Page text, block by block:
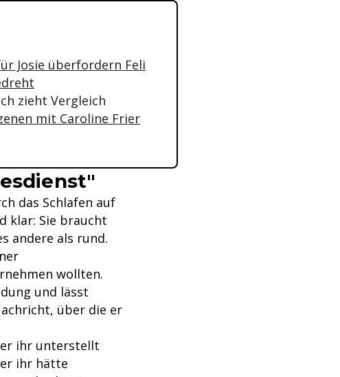
Josie überfordern Feli
zieht Vergleich
mit Caroline Frier
das Schlafen auf
klar: Sie braucht
andere als rund.
wollten.
und lässt
über die er
er ihr unterstellt
ihr hätte